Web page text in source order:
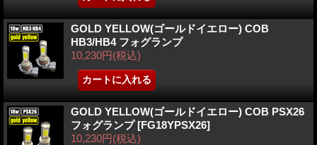
GOLD YELLOW(ゴールドイエロー) COB
HB3/HB4 フォグランプ
10,230円(税込)
GOLD YELLOW(ゴールドイエロー) COB PSX26
フォグランプ[FG18YPSX26]
10,230円(税込)